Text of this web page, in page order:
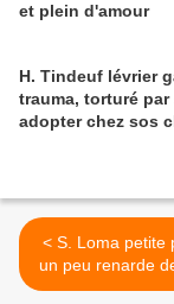
et plein d'amour
H. Tindeuf lévrier
trauma, torturé
adopter chez sos
< S. Loma petite podenca
un peu renarde
demi qui est à